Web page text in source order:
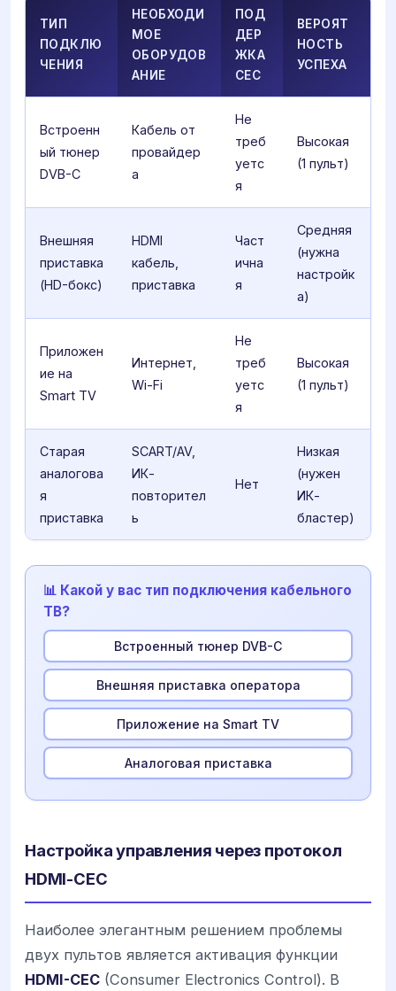
ТИП
ПОДКЛЮ
ЧЕНИЯ
НЕОБХОДИ
МОЕ
ОБОРУДОВ
АНИЕ
ПОД
ДЕР
ЖКА
CEC
ВЕРОЯТ
НОСТЬ
УСПЕХА
Встроенн
ый тюнер
DVB-C
Кабель от
провайдер
а
Не
треб
уетс
я
Высокая
(1 пульт)
Внешняя
приставка
(HD-бокс)
HDMI
кабель,
приставка
Част
ична
я
Средняя
(нужна
настройк
а)
Приложен
ие на
Smart TV
Интернет,
Wi-Fi
Не
треб
уетс
я
Высокая
(1 пульт)
Старая
аналогова
я
приставка
SCART/AV,
ИК-
повторител
ь
Нет
Низкая
(нужен
ИК-
бластер)
📊 Какой у вас тип подключения кабельного
ТВ?
Встроенный тюнер DVB-C
Внешняя приставка оператора
Приложение на Smart TV
Аналоговая приставка
Настройка управления через протокол
HDMI-CEC
Наиболее элегантным решением проблемы
двух пультов является активация функции
HDMI-CEC (Consumer Electronics Control). В